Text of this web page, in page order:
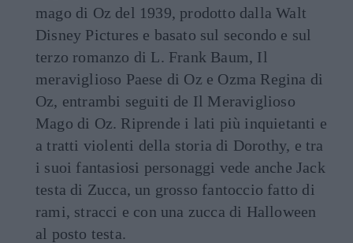
mago di Oz del 1939, prodotto dalla Walt
Disney Pictures e basato sul secondo e sul
terzo romanzo di L. Frank Baum, Il
meraviglioso Paese di Oz e Ozma Regina di
Oz, entrambi seguiti de Il Meraviglioso
Mago di Oz. Riprende i lati più inquietanti e
a tratti violenti della storia di Dorothy, e tra
i suoi fantasiosi personaggi vede anche Jack
testa di Zucca, un grosso fantoccio fatto di
rami, stracci e con una zucca di Halloween
al posto testa.